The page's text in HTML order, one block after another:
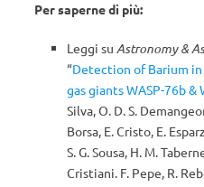
Per saperne di più:
Leggi su Astronomy &
“Detection of Barium
gas giants WASP-76b &
Silva, O. D. S.
Borsa, E. Cristo, E.
S. G. Sousa, H. M.
Cristiani. F. Pepe, R.